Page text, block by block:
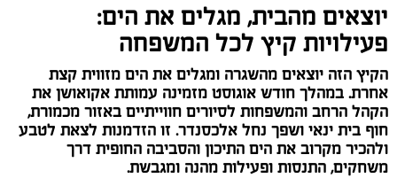
יוצאים מהבית, מגלים את הים:
פעילויות קיץ לכל המשפחה
הקיץ הזה יוצאים מהשגרה ומגלים את הים מזווית קצת
אחרת. במהלך חודש אוגוסט מזמינה עמותת אקואושן את
הקהל הרחב והמשפחות לסיורים חווייתיים באזור מכמורת,
חוף בית ינאי ושפך נחל אלכסנדר. זו הזדמנות לצאת לטבע
ולהכיר מקרוב את הים התיכון והסביבה החופית דרך
משחקים, התנסות ופעילות מהנה ומגבשת.